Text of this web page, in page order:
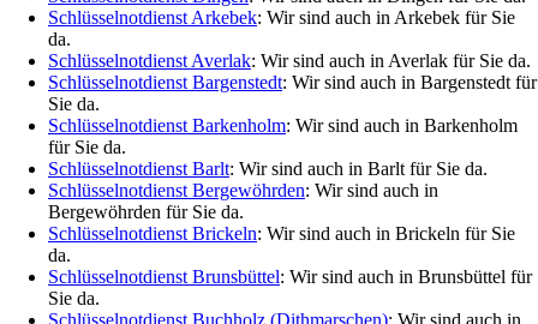
Schlüsselnotdienst Arkebek: Wir sind auch in Arkebek für Sie
da.
Schlüsselnotdienst Averlak: Wir sind auch in Averlak für Sie da.
Schlüsselnotdienst Bargenstedt: Wir sind auch in Bargenstedt für
Sie da.
Schlüsselnotdienst Barkenholm: Wir sind auch in Barkenholm
für Sie da.
Schlüsselnotdienst Barlt: Wir sind auch in Barlt für Sie da.
Schlüsselnotdienst Bergewöhrden: Wir sind auch in
Bergewöhrden für Sie da.
Schlüsselnotdienst Brickeln: Wir sind auch in Brickeln für Sie
da.
Schlüsselnotdienst Brunsbüttel: Wir sind auch in Brunsbüttel für
Sie da.